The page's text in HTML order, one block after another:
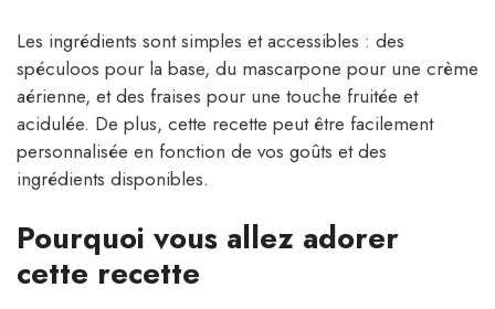
Les ingrédients sont simples et accessibles : des
spéculoos pour la base, du mascarpone pour une crème
aérienne, et des fraises pour une touche fruitée et
acidulée. De plus, cette recette peut être facilement
personnalisée en fonction de vos goûts et des
ingrédients disponibles.
Pourquoi vous allez adorer
cette recette